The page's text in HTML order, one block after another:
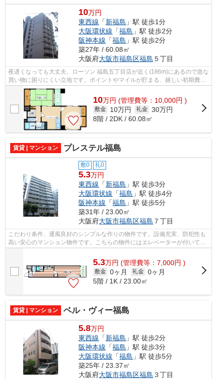
10万円
東西線 「新福島 」駅 徒歩1分
大阪環状線 「福島 」駅 徒歩2分
阪神本線 「福島 」駅 徒歩2分
築27年 / 60.08㎡
大阪府大阪市福島区福島 ５丁目
夜遅くなっても大丈夫。ローソン 福島五丁目店が近く(186m)にあるので急な
買い物に困りにくい立地です。ポイントやマイルが貯まる、嬉しい初期費用
カード決済。地上12階建ての物件とな...
10万円 (管理費等：10,000円 )
敷金 10万円 礼金 30万円
8階 / 2DK / 60.08㎡
賃貸 | マンション プレステル福島
敷0 礼0
5.3万円
東西線 「新福島 」駅 徒歩3分
大阪環状線 「福島 」駅 徒歩4分
阪神本線 「福島 」駅 徒歩5分
築31年 / 23.00㎡
大阪府大阪市福島区福島 ７丁目
こだわり条件、通風良好のシンプルな作りの物件です。設備充実、防犯性も
高い安心のマンション物件です。こちらの物件にはエレベーターが付いてい
5.3万円 (管理費等：7,000円 )
敷金 0ヶ月 礼金 0ヶ月
5階 / 1K / 23.00㎡
賃貸 | マンション ベル・ヴィー福島
5.8万円
東西線 「新福島 」駅 徒歩2分
阪神本線 「福島 」駅 徒歩3分
大阪環状線 「福島 」駅 徒歩5分
築25年 / 23.37㎡
大阪府大阪市福島区福島 ３丁目